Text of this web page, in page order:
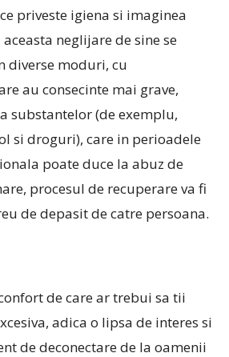
priveste igiena si imaginea
neglijare de sine se
diverse moduri, cu
au consecinte mai grave,
substantelor (de exemplu,
si droguri), care in perioadele
poate duce la abuz de
procesul de recuperare va fi
de depasit de catre persoana.
de care ar trebui sa tii
adica o lipsa de interes si
de deconectare de la oamenii